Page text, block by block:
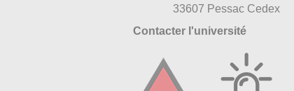
33607 Pessac Cedex
Contacter l'université